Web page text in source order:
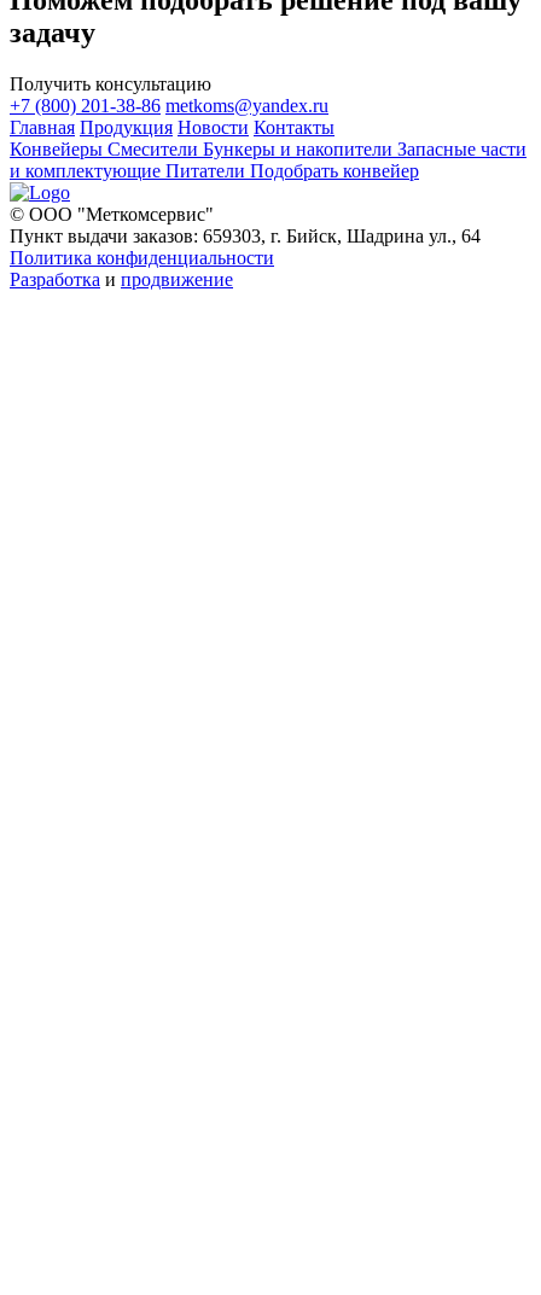
задачу
Получить консультацию
+7 (800) 201-38-86 metkoms@yandex.ru
Главная Продукция Новости Контакты
Конвейеры Смесители Бункеры и накопители Запасные части
и комплектующие Питатели Подобрать конвейер
© ООО "Меткомсервис"
Пункт выдачи заказов: 659303, г. Бийск, Шадрина ул., 64
Политика конфиденциальности
Разработка и продвижение